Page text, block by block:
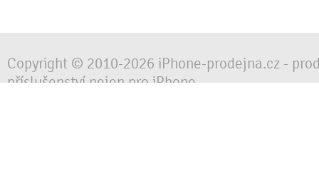
Copyright © 2010-2026 iPhone-prodejna.cz -
příslušenství nejen pro iPhone